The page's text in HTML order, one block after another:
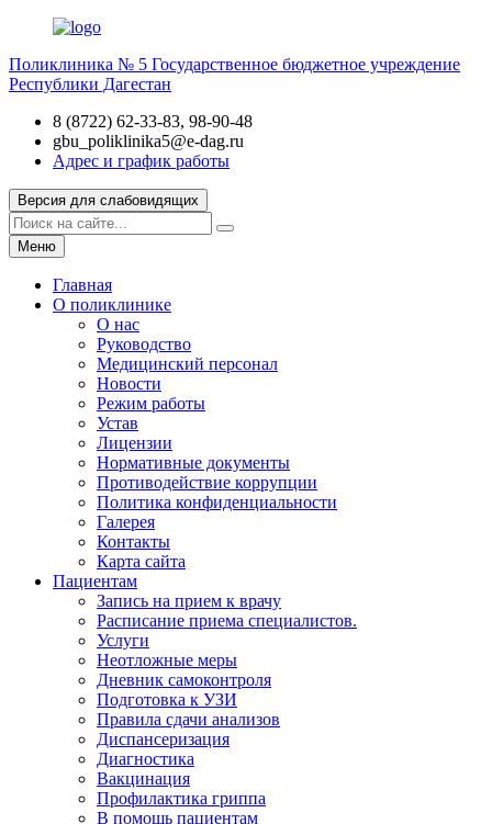
Поликлиника № 5 Государственное бюджетное учреждение
Республики Дагестан
8 (8722) 62-33-83, 98-90-48
gbu_poliklinika5@e-dag.ru
Адрес и график работы
Версия для слабовидящих
Меню
Главная
О поликлинике
О нас
Руководство
Медицинский персонал
Новости
Режим работы
Устав
Лицензии
Нормативные документы
Противодействие коррупции
Политика конфиденциальности
Галерея
Контакты
Карта сайта
Пациентам
Запись на прием к врачу
Расписание приема специалистов.
Услуги
Неотложные меры
Дневник самоконтроля
Подготовка к УЗИ
Правила сдачи анализов
Диспансеризация
Диагностика
Вакцинация
Профилактика гриппа
В помощь пациентам